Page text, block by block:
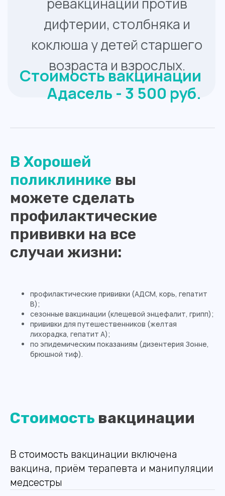
В Хорошей
поликлинике вы
можете сделать
профилактические
прививки на все
случаи жизни:
профилактические прививки (АДСМ, корь, гепатит
В);
сезонные вакцинации (клещевой энцефалит, грипп);
прививки для путешественников (желтая
лихорадка, гепатит А);
по эпидемическим показаниям (дизентерия Зонне,
брюшной тиф).
Стоимость вакцинации
В стоимость вакцинации включена
вакцина, приём терапевта и манипуляции
медсестры